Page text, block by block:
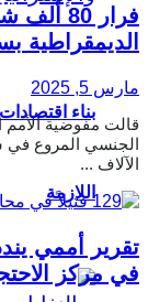
بناء
اللازمة
فرار
الديمقراطية
مارس 5, 2025
قالت مفوضية الأمم
الجنسي المروع في
الآلاف ...
تقرير أممي
في مركز